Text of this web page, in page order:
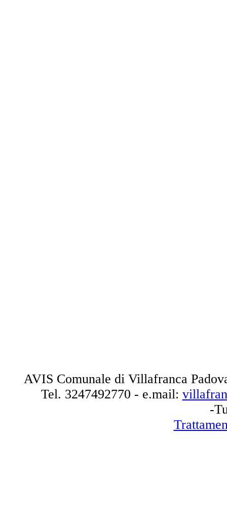
AVIS Comunale di Villafranca
Tel. 3247492770 - e.mail:
-